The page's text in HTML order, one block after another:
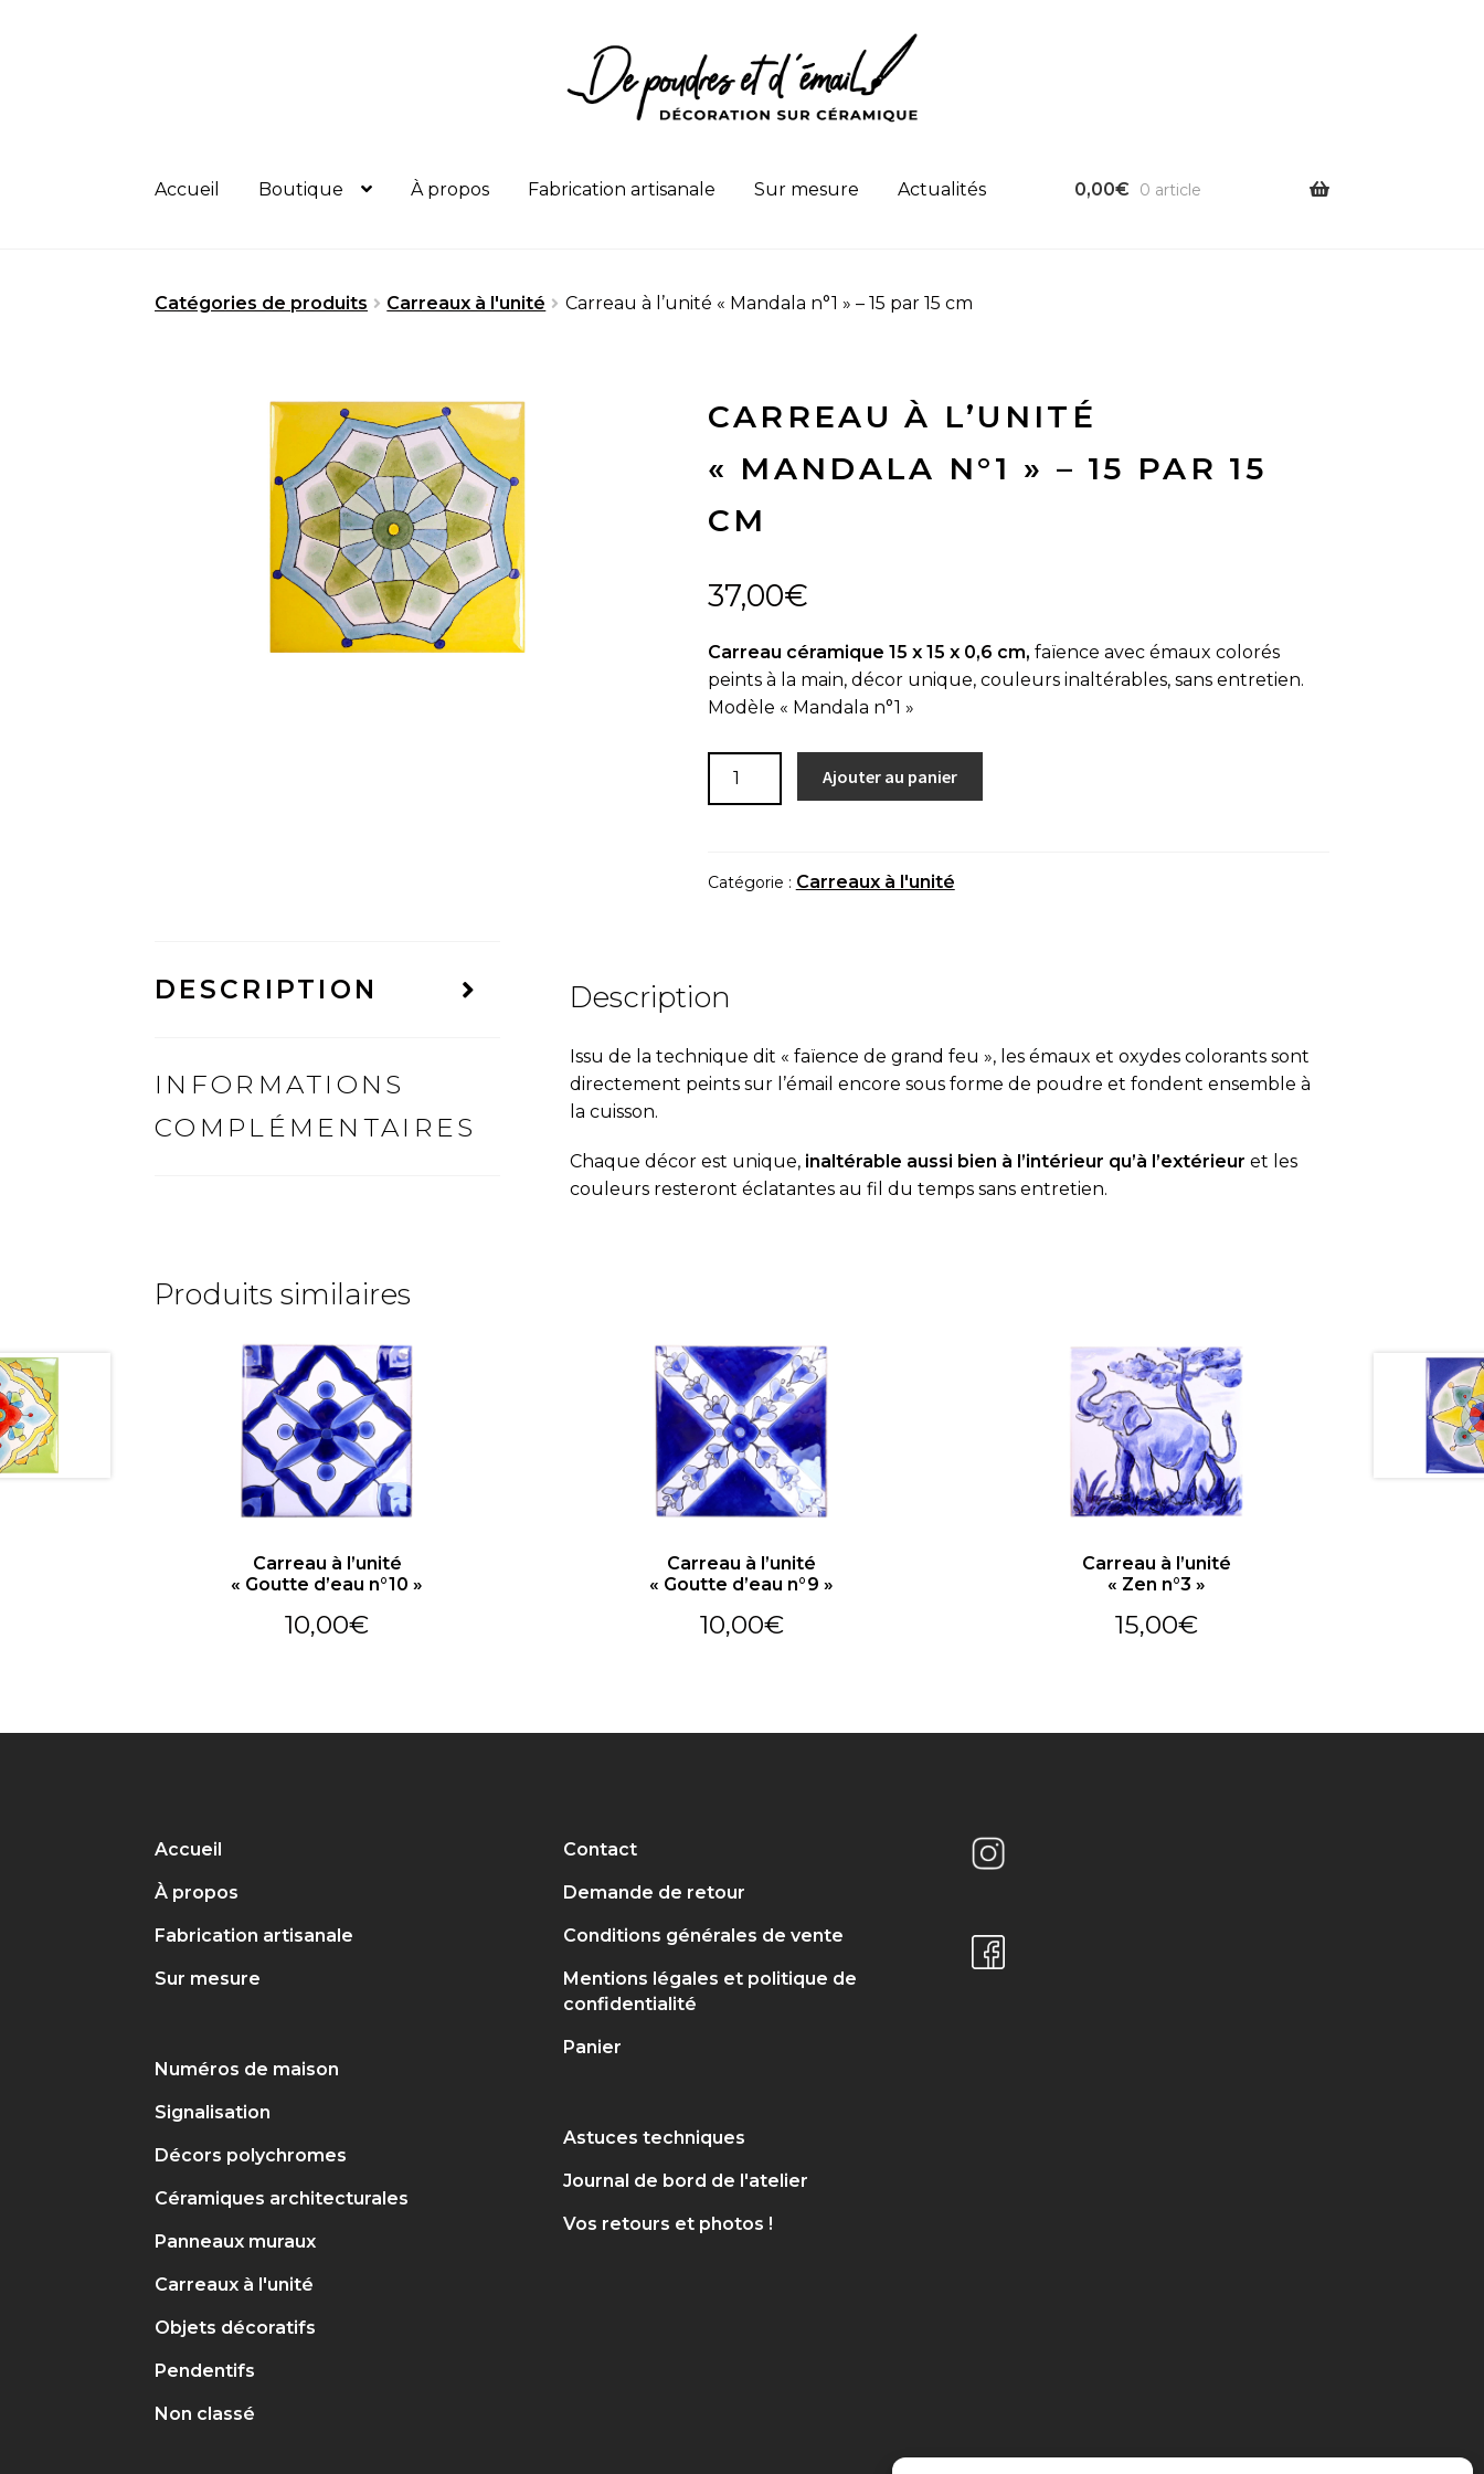
Accueil Boutique À propos Fabrication artisanale Sur mesure Actualités 0,00€ 0 article
Catégories de produits Carreaux à l'unité Carreau à l’unité « Mandala n°1 » – 15 par 15 cm
CARREAU À L’UNITÉ
« MANDALA N°1 » – 15 PAR 15
CM
37,00€
Carreau céramique 15 x 15 x 0,6 cm, faïence avec émaux colorés
peints à la main, décor unique, couleurs inaltérables, sans entretien.
Modèle « Mandala n°1 »
l'unité
par
cm
Ajouter au panier
Catégorie : Carreaux à l'unité
DESCRIPTION
INFORMATIONS
COMPLÉMENTAIRES
Description
Issu de la technique dit « faïence de grand feu », les émaux et oxydes colorants sont
directement peints sur l’émail encore sous forme de poudre et fondent ensemble à
la cuisson.
Chaque décor est unique, inaltérable aussi bien à l’intérieur qu’à l’extérieur et les
couleurs resteront éclatantes au fil du temps sans entretien.
Produits similaires
Carreau à l’unité
« Goutte d’eau n°10 »
10,00€
Carreau à l’unité
« Goutte d’eau n°9 »
10,00€
Carreau à l’unité
« Zen n°3 »
15,00€
Accueil
À propos
Fabrication artisanale
Sur mesure
Numéros de maison
Signalisation
Décors polychromes
Céramiques architecturales
Panneaux muraux
Carreaux à l'unité
Objets décoratifs
Pendentifs
Non classé
Contact
Demande de retour
Conditions générales de vente
Mentions légales et politique de
confidentialité
Panier
Astuces techniques
Journal de bord de l'atelier
Vos retours et photos !